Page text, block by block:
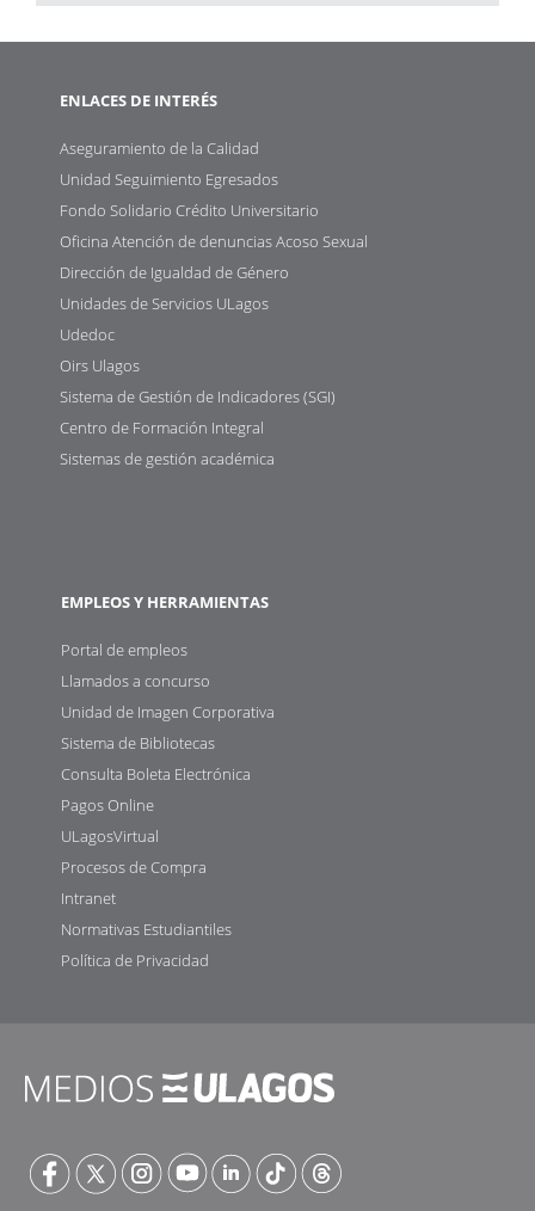
ENLACES DE INTERÉS
Aseguramiento de la Calidad
Unidad Seguimiento Egresados
Fondo Solidario Crédito Universitario
Oficina Atención de denuncias Acoso Sexual
Dirección de Igualdad de Género
Unidades de Servicios ULagos
Udedoc
Oirs Ulagos
Sistema de Gestión de Indicadores (SGI)
Centro de Formación Integral
Sistemas de gestión académica
EMPLEOS Y HERRAMIENTAS
Portal de empleos
Llamados a concurso
Unidad de Imagen Corporativa
Sistema de Bibliotecas
Consulta Boleta Electrónica
Pagos Online
ULagosVirtual
Procesos de Compra
Intranet
Normativas Estudiantiles
Política de Privacidad